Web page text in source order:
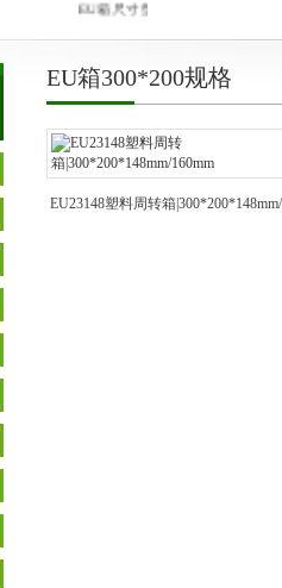
EU箱尺寸型号齐全的EU标准周转
EU箱300*200规格
EU23148塑料周转箱